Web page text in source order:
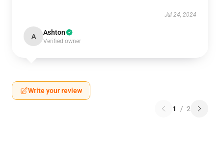
Jul 24, 2024
A Ashton
Verified owner
Write your review
1 / 2